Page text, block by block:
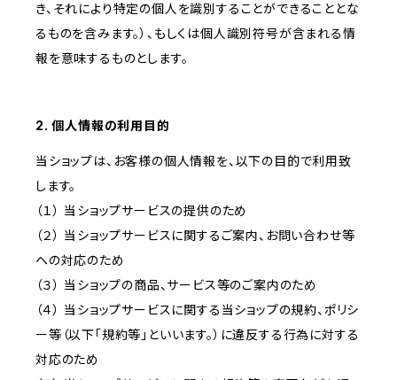
き、それにより特定の個人を識別することができることとな
るものを含みます。）、もしくは個人識別符号が含まれる情
報を意味するものとします。
2. 個人情報の利用目的
当ショップは、お客様の個人情報を、以下の目的で利用致
します。
（１） 当ショップサービスの提供のため
（２） 当ショップサービスに関するご案内、お問い合わせ等
への対応のため
（３） 当ショップの商品、サービス等のご案内のため
（４） 当ショップサービスに関する当ショップの規約、ポリシ
ー等（以下「規約等」といいます。）に違反する行為に対する
対応のため